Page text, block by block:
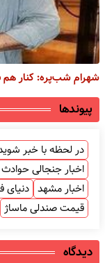
شهرام شب‌پره: کنار هم
پیوندها
در لحظه با خبر
اخبار جنجالی حوادث
اخبار مشهد دنیای
قیمت صندلی ماساژ
دیدگاه